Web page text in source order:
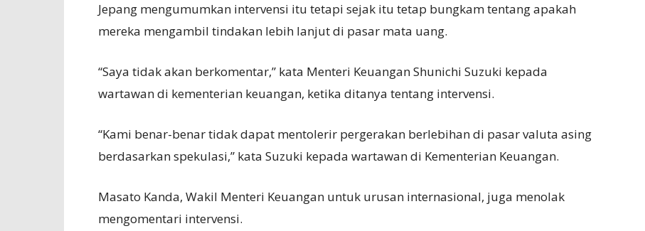
Jepang mengumumkan intervensi itu tetapi sejak itu tetap bungkam tentang apakah
mereka mengambil tindakan lebih lanjut di pasar mata uang.
“Saya tidak akan berkomentar,” kata Menteri Keuangan Shunichi Suzuki kepada
wartawan di kementerian keuangan, ketika ditanya tentang intervensi.
“Kami benar-benar tidak dapat mentolerir pergerakan berlebihan di pasar valuta asing
berdasarkan spekulasi,” kata Suzuki kepada wartawan di Kementerian Keuangan.
Masato Kanda, Wakil Menteri Keuangan untuk urusan internasional, juga menolak
mengomentari intervensi.